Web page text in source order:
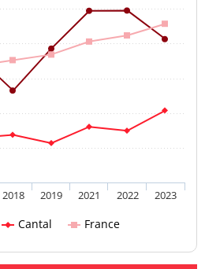
Cantal France
2018 2019 2021 2022 2023